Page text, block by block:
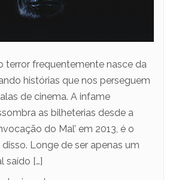
terror frequentemente nasce da
histórias que nos perseguem
de cinema. A infame
as bilheterias desde a
do Mal’ em 2013, é o
Longe de ser apenas um
saído […]